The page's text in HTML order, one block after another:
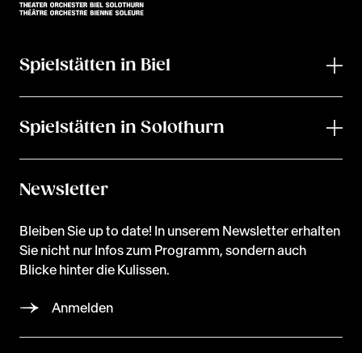
Spielstätten in Biel
Spielstätten in Solothurn
Newsletter
Bleiben Sie up to date! In unserem Newsletter erhalten
Sie nicht nur Infos zum Programm, sondern auch
Blicke hinter die Kulissen.
Anmelden